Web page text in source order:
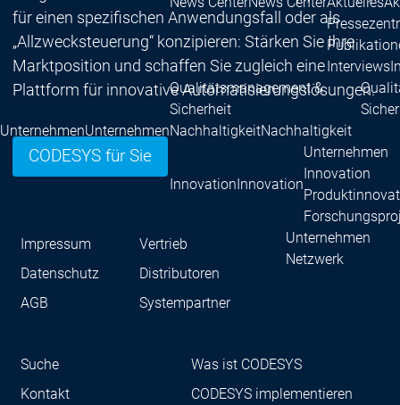
UnternehmenUnternehmen
Interviews
Qualitätsmanagement &
Sicherheit
NachhaltigkeitNachhaltigkeit
InnovationInnovation
Unternehmen
Innovation
Unternehmen
Netzwerk
für einen spezifischen Anwendungsfall oder als
„Allzwecksteuerung“ konzipieren: Stärken Sie Ihre
Marktposition und schaffen Sie zugleich eine
Plattform für innovative Automatisierungslösungen.
CODESYS für Sie
Impressum
Datenschutz
AGB
Vertrieb
Distributoren
Systempartner
Suche
Kontakt
Was ist CODESYS
CODESYS implementieren